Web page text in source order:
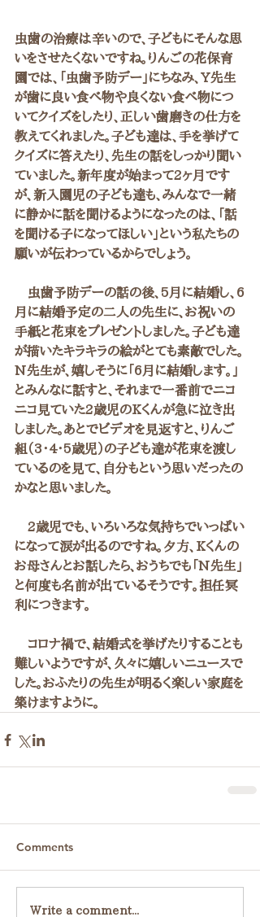
虫歯の治療は辛いので、子どもにそんな思
いをさせたくないですね。りんごの花保育
園では、「虫歯予防デー」にちなみ、Y先生
が歯に良い食べ物や良くない食べ物につ
いてクイズをしたり、正しい歯磨きの仕方を
教えてくれました。子ども達は、手を挙げて
クイズに答えたり、先生の話をしっかり聞い
ていました。新年度が始まって2ヶ月です
が、新入園児の子ども達も、みんなで一緒
に静かに話を聞けるようになったのは、「話
を聞ける子になってほしい」という私たちの
願いが伝わっているからでしょう。
虫歯予防デーの話の後、5月に結婚し、6
月に結婚予定の二人の先生に、お祝いの
手紙と花束をプレゼントしました。子ども達
が描いたキラキラの絵がとても素敵でした。
N先生が、嬉しそうに「6月に結婚します。」
とみんなに話すと、それまで一番前でニコ
ニコ見ていた2歳児のKくんが急に泣き出
しました。あとでビデオを見返すと、りんご
組（3・4・5歳児）の子ども達が花束を渡し
ているのを見て、自分もという思いだったの
かなと思いました。
2歳児でも、いろいろな気持ちでいっぱい
になって涙が出るのですね。夕方、Kくんの
お母さんとお話したら、おうちでも「N先生」
と何度も名前が出ているそうです。担任冥
利につきます。
コロナ禍で、結婚式を挙げたりすることも
難しいようですが、久々に嬉しいニュースで
した。おふたりの先生が明るく楽しい家庭を
築けますように。
Comments
Write a comment...